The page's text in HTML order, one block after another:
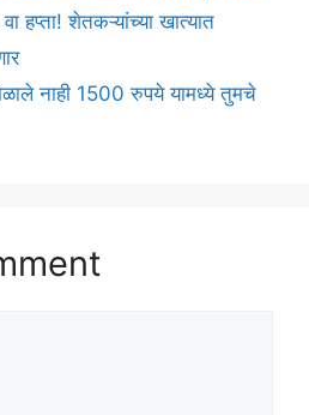
हप्ता! शेतकऱ्यांच्या खात्यात
नाही 1500 रुपये यामध्ये तुमचे